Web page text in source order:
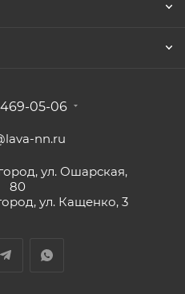
469-05-06
nn.ru
ул. Ошарская,
80
ул. Кащенко, 3